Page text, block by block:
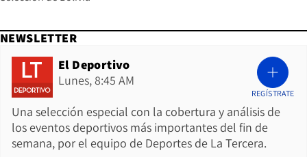
NEWSLETTER
El Deportivo
Lunes, 8:45 AM
Una selección especial con la cobertura y análisis de
los eventos deportivos más importantes del fin de
semana, por el equipo de Deportes de La Tercera.
REGÍSTRATE